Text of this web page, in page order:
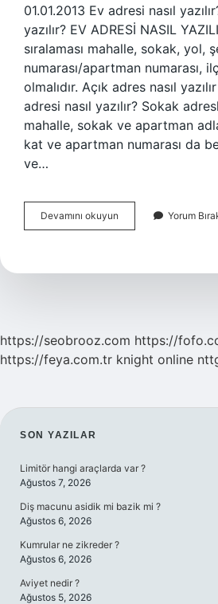
01.01.2013 Ev adresi nasıl
yazılır? EV ADRESİ NASIL
sıralaması mahalle, sokak, yol,
numarası/apartman numarası,
olmalıdır. Açık adres nasıl
adresi nasıl yazılır? Sokak
mahalle, sokak ve apartman
kat ve apartman numarası da
ve…
Devamını okuyun
Nasıl
Tdk
Yorum
https://seobrooz.com https://
https://feya.com.tr knight online
SIDEBAR
SON YAZILAR
Limitör hangi araçlarda var ?
Ağustos 7, 2026
Diş macunu asidik mi bazik mi ?
Ağustos 6, 2026
Kumrular ne zikreder ?
Ağustos 6, 2026
Aviyet nedir ?
Ağustos 5, 2026